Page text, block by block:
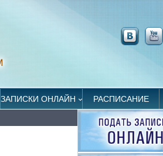
ЗАПИСКИ ОНЛАЙН РАСПИСАНИЕ